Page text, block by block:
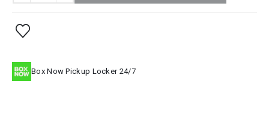
Box Now Pickup Locker 24/7